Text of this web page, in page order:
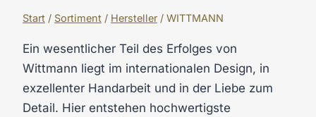
Start / Sortiment / Hersteller / WITTMANN
Ein wesentlicher Teil des Erfolges von
Wittmann liegt im internationalen Design, in
exzellenter Handarbeit und in der Liebe zum
Detail. Hier entstehen hochwertigste